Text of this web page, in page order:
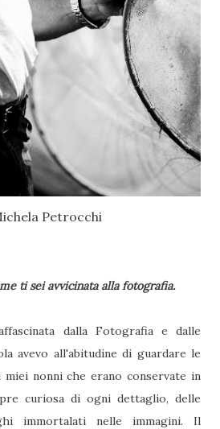
Petrocchi
ti sei avvicinata alla fotografia.
dalla Fotografia e dalle
avevo all'abitudine di guardare le
nonni che erano conservate in
curiosa di ogni dettaglio, delle
immortalati nelle immagini. Il